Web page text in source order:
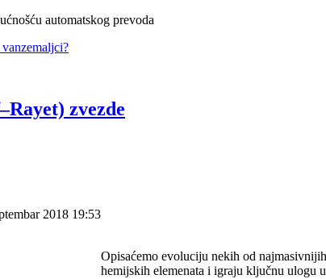
automatskog prevoda
zvezde
2018 19:53
Opisaćemo evoluciju nekih od
hemijskih elemenata i igraju ključnu ulogu